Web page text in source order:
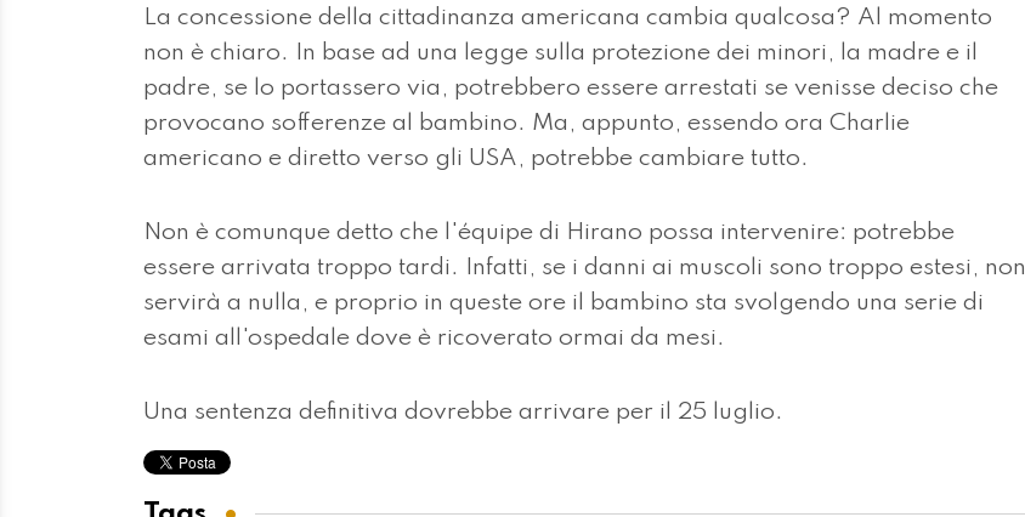
La concessione della cittadinanza americana cambia qualcosa? Al momento
non è chiaro. In base ad una legge sulla protezione dei minori, la madre e il
padre, se lo portassero via, potrebbero essere arrestati se venisse deciso che
provocano sofferenze al bambino. Ma, appunto, essendo ora Charlie
americano e diretto verso gli USA, potrebbe cambiare tutto.
Non è comunque detto che l'équipe di Hirano possa intervenire: potrebbe
essere arrivata troppo tardi. Infatti, se i danni ai muscoli sono troppo estesi, non
servirà a nulla, e proprio in queste ore il bambino sta svolgendo una serie di
esami all'ospedale dove è ricoverato ormai da mesi.
Una sentenza definitiva dovrebbe arrivare per il 25 luglio.